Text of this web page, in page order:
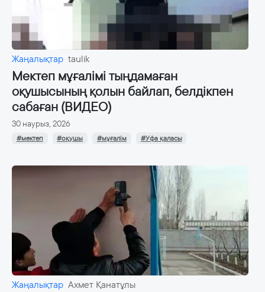
Жаңалықтар taulik
Мектеп мұғалімі тыңдамаған
оқушысының қолын байлап, белдікпен
сабаған (ВИДЕО)
30 наурыз, 2026
#мектеп #оқушы #мұғалім #Уфа қаласы
Жаңалықтар Ахмет Қанатұлы